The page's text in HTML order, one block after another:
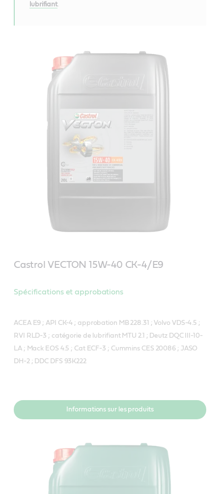
lubrifiant.
Castrol VECTON 15W-40 CK-4/E9
Spécifications et approbations
ACEA E9 ; API CK-4 ; approbation MB 228.31 ; Volvo VDS-4.5 ;
RVI RLD-3 ; catégorie de lubrifiant MTU 2.1 ; Deutz DQC III-10-
LA ; Mack EOS 4.5 ; Cat ECF-3 ; Cummins CES 20086 ; JASO
DH-2 ; DDC DFS 93K222
Informations sur les produits